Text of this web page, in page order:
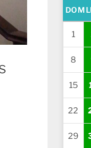
DOM
1
8
15
22
29